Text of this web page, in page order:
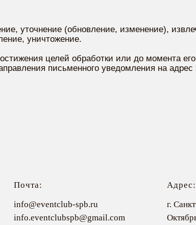
уточнение (обновление, изменение),
уничтожение.
целей обработки или до момента
письменного уведомления на адрес
Почта:
info@eventclub-spb.ru
info.eventclubspb@gmail.com
Адрес:
г.